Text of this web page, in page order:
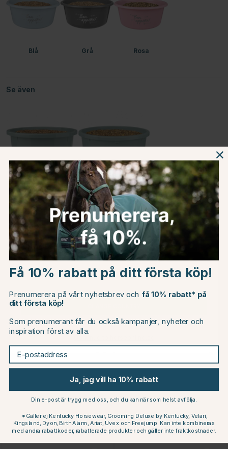
Blå Grå Rosa
Se även
2L 8L
Beskrivning
Om tillverkaren
Omdömen
Du kanske även är intresserad av
Choose country
EU
Få 10% rabatt på ditt första köp!
Prenumerera på vårt nyhetsbrev och få 10% rabatt* på
ditt första köp!
Som prenumerant får du också kampanjer, nyheter och
inspiration först av alla.
E-postaddress
Ja, jag vill ha 10% rabatt
Din e-post är trygg med oss, och du kan när som helst avfölja.
*Gäller ej Kentucky Horsewear, Grooming Deluxe by Kentucky, Velari,
Kingsland, Dyon, Birth Alarm, Ariat, Uvex och Freejump. Kan inte kombineras
med andra rabattkoder, rabatterade produkter och gäller inte fraktkostnader.